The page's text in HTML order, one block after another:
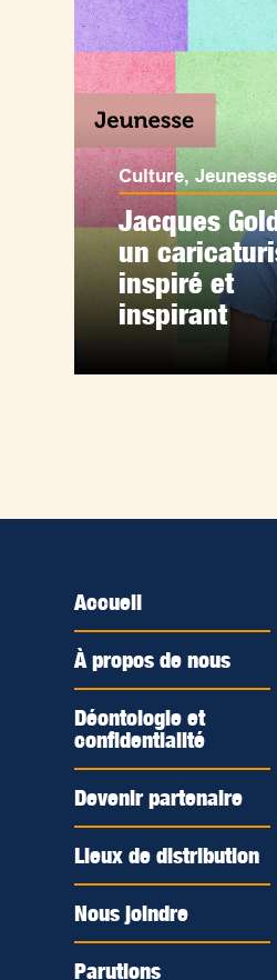
Culture,Jeunesse
Jacques
un
inspiré et
inspirant
Accueil
À propos de nous
Déontologie et
confidentialité
Devenir partenaire
Lieux de distribution
Nous joindre
Parutions